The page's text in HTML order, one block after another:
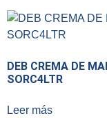
DEB CREMA DE
SORC4LTR
Leer más